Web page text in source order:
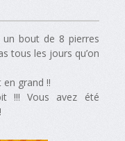
un bout de 8 pierres
tous les jours qu’on
en grand !!
!!! Vous avez été